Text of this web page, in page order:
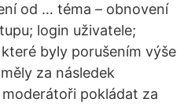
od … téma – obnovení
login uživatele;
byly porušením výše
za následek
pokládat za